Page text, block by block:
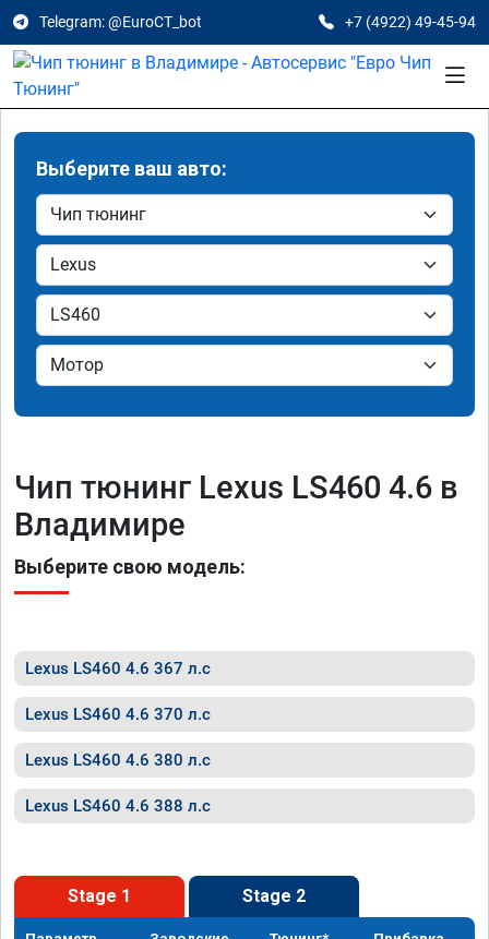
Telegram: @EuroCT_bot +7 (4922) 49-45-94
Выберите ваш авто:
Чип тюнинг Lexus LS460 4.6 в
Владимире
Выберите свою модель:
Lexus LS460 4.6 367 л.с
Lexus LS460 4.6 370 л.с
Lexus LS460 4.6 380 л.с
Lexus LS460 4.6 388 л.с
Stage 1 Stage 2